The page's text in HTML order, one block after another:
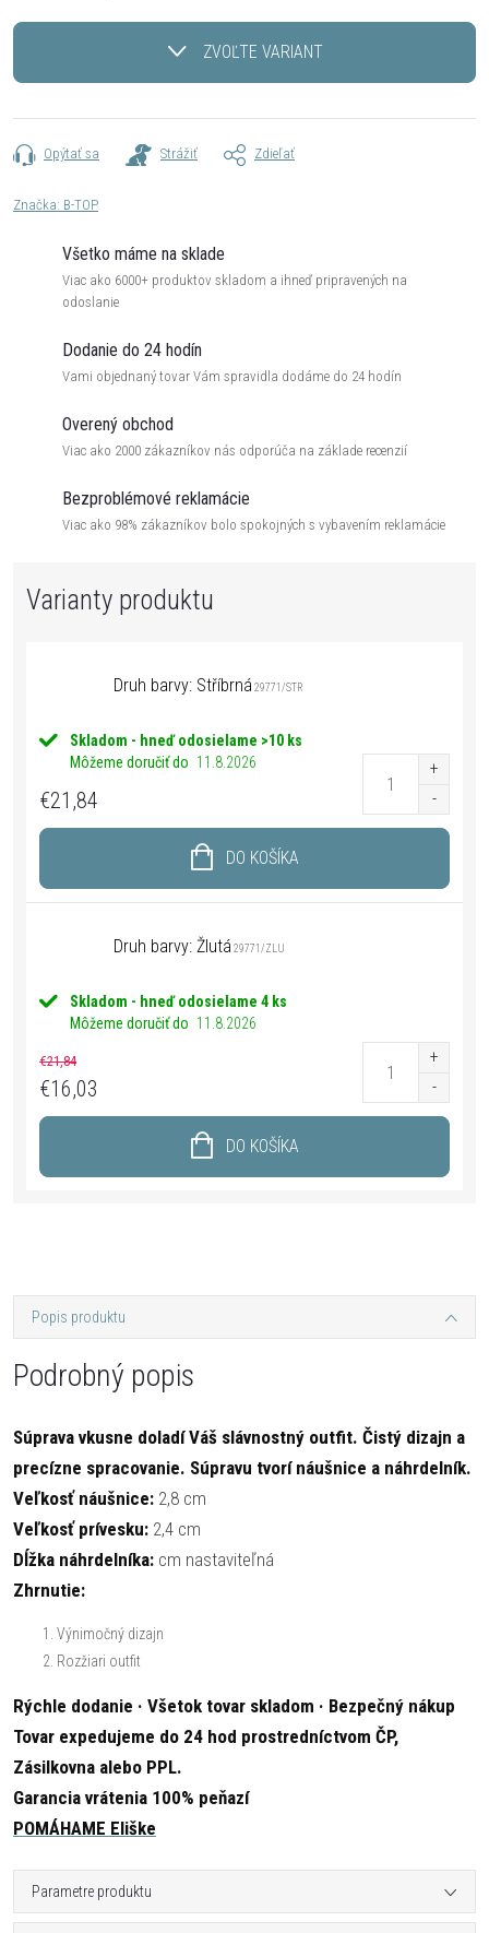
cena:
ZVOĽTE VARIANT
Opýtať sa Strážiť Zdieľať
Značka: B-TOP
Všetko máme na sklade
Viac ako 6000+ produktov skladom a ihneď pripravených na
odoslanie
Dodanie do 24 hodín
Vami objednaný tovar Vám spravidla dodáme do 24 hodín
Overený obchod
Viac ako 2000 zákazníkov nás odporúča na základe recenzií
Bezproblémové reklamácie
Viac ako 98% zákazníkov bolo spokojných s vybavením reklamácie
Druh barvy: Stříbrná 29771/STR
Skladom - hneď odosielame >10 ks
Môžeme doručiť do 11.8.2026
€21,84
DO KOŠÍKA
Druh barvy: Žlutá 29771/ZLU
Skladom - hneď odosielame 4 ks
Môžeme doručiť do 11.8.2026
€21,84
€16,03
DO KOŠÍKA
Popis produktu
Podrobný popis
Súprava vkusne doladí Váš slávnostný outfit. Čistý dizajn a
precízne spracovanie. Súpravu tvorí náušnice a náhrdelník.
Veľkosť náušnice: 2,8 cm
Veľkosť prívesku: 2,4 cm
Dĺžka náhrdelníka: cm nastaviteľná
Zhrnutie:
Výnimočný dizajn
Rozžiari outfit
Rýchle dodanie · Všetok tovar skladom · Bezpečný nákup
Tovar expedujeme do 24 hod prostredníctvom ČP,
Zásilkovna alebo PPL.
Garancia vrátenia 100% peňazí
POMÁHAME Eliške
Parametre produktu